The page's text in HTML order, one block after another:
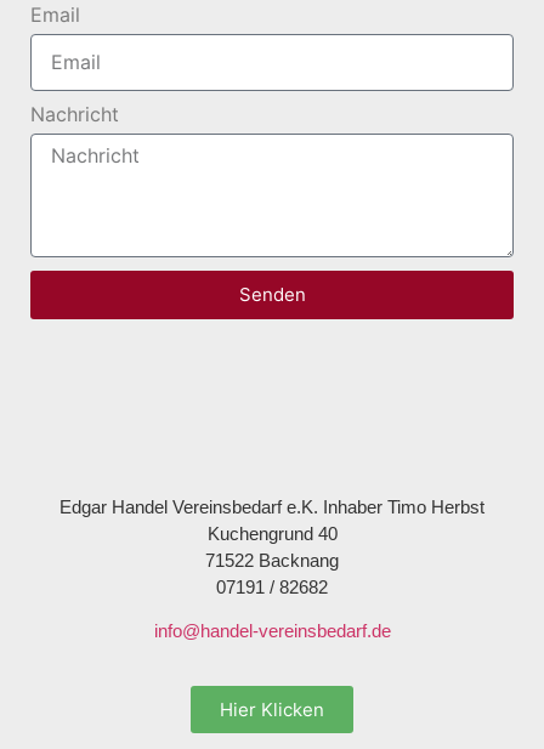
Email
Nachricht
Senden
Edgar Handel Vereinsbedarf e.K. Inhaber Timo Herbst
Kuchengrund 40
71522 Backnang
07191 / 82682
info@handel-vereinsbedarf.de
Hier Klicken